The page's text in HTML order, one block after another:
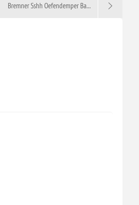
Bremner Sshh Oefendemper Ba...